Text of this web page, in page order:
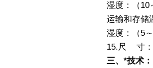
湿度：
（10
运输和存储
湿度：
（5
15.尺 寸：
三、*技术：